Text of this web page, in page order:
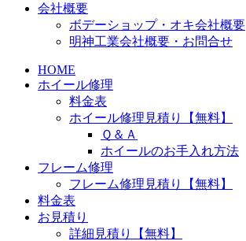
会社概要
ボデーショップ・オキ会社概要
明神工業会社概要・お問合せ
HOME
ホイール修理
料金表
ホイール修理見積り【無料】
Ｑ＆Ａ
ホイールのお手入れ方法
フレーム修理
フレーム修理見積り【無料】
料金表
お見積り
詳細見積り【無料】